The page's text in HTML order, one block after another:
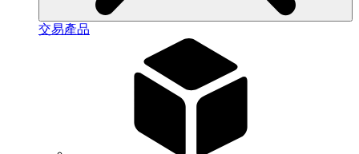
交易產品